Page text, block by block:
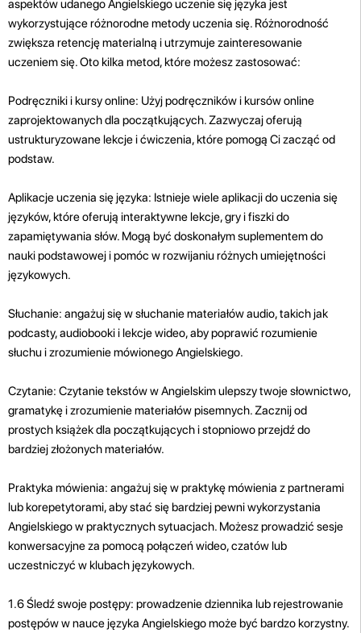
aspektów udanego Angielskiego uczenie się języka jest
wykorzystujące różnorodne metody uczenia się. Różnorodność
zwiększa retencję materialną i utrzymuje zainteresowanie
uczeniem się. Oto kilka metod, które możesz zastosować:
Podręczniki i kursy online: Użyj podręczników i kursów online
zaprojektowanych dla początkujących. Zazwyczaj oferują
ustrukturyzowane lekcje i ćwiczenia, które pomogą Ci zacząć od
podstaw.
Aplikacje uczenia się języka: Istnieje wiele aplikacji do uczenia się
języków, które oferują interaktywne lekcje, gry i fiszki do
zapamiętywania słów. Mogą być doskonałym suplementem do
nauki podstawowej i pomóc w rozwijaniu różnych umiejętności
językowych.
Słuchanie: angażuj się w słuchanie materiałów audio, takich jak
podcasty, audiobooki i lekcje wideo, aby poprawić rozumienie
słuchu i zrozumienie mówionego Angielskiego.
Czytanie: Czytanie tekstów w Angielskim ulepszy twoje słownictwo,
gramatykę i zrozumienie materiałów pisemnych. Zacznij od
prostych książek dla początkujących i stopniowo przejdź do
bardziej złożonych materiałów.
Praktyka mówienia: angażuj się w praktykę mówienia z partnerami
lub korepetytorami, aby stać się bardziej pewni wykorzystania
Angielskiego w praktycznych sytuacjach. Możesz prowadzić sesje
konwersacyjne za pomocą połączeń wideo, czatów lub
uczestniczyć w klubach językowych.
1.6 Śledź swoje postępy: prowadzenie dziennika lub rejestrowanie
postępów w nauce języka Angielskiego może być bardzo korzystny.